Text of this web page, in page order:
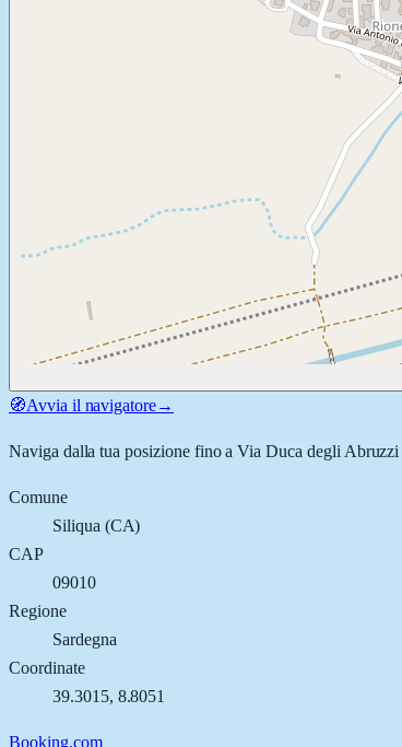
🧭Avvia il navigatore→
Naviga dalla tua posizione fino aVia Duca degli Abruzzi
Comune
Siliqua (CA)
CAP
09010
Regione
Sardegna
Coordinate
39.3015, 8.8051
Booking.com